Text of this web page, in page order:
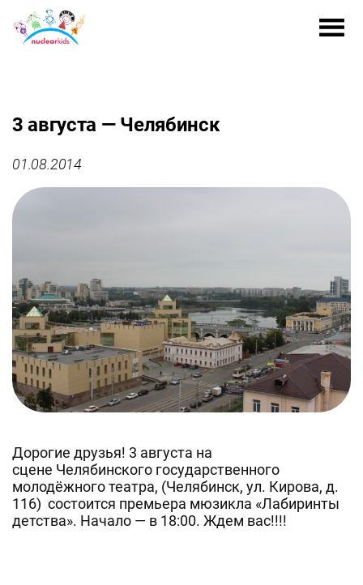
3 августа — Челябинск
01.08.2014
Дорогие друзья! 3 августа на
сцене Челябинского государственного
молодёжного театра, (Челябинск, ул. Кирова, д.
116) состоится премьера мюзикла «Лабиринты
детства». Начало — в 18:00. Ждем вас!!!!